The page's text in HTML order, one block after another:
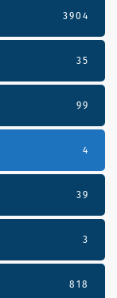
3904
35
99
4
39
3
818